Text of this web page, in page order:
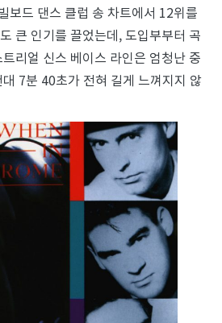
보드 댄스 클럽 송 차트에서 12위를
큰 인기를 끌었는데, 도입부부터 곡
리얼 신스 베이스 라인은 엄청난 중
7분 40초가 전혀 길게 느껴지지 않